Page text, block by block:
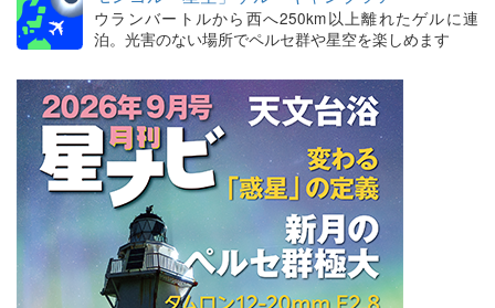
ウランバートルから西へ250km以上離れたゲルに連
泊。光害のない場所でペルセ群や星空を楽しめます